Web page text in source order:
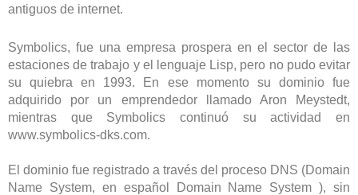
antiguos de internet.
Symbolics, fue una empresa prospera en el sector de las
estaciones de trabajo y el lenguaje Lisp, pero no pudo evitar
su quiebra en 1993. En ese momento su dominio fue
adquirido por un emprendedor
llamado Aron Meystedt,
mientras que Symbolics continuó su actividad en
www.symbolics-dks.com.
E l dominio fue registrado a través del proceso DNS (Domain
Name System, en español Domain Name System), sin